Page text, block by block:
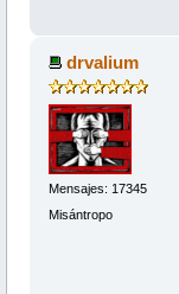
drvalium
Mensajes: 17345
Misántropo